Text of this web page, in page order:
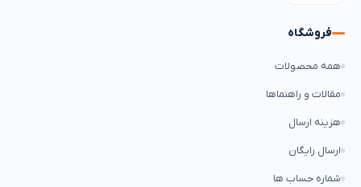
فروشگاه
همه محصولات
مقالات و راهنماها
هزینه ارسال
ارسال رایگان
شماره حساب ها